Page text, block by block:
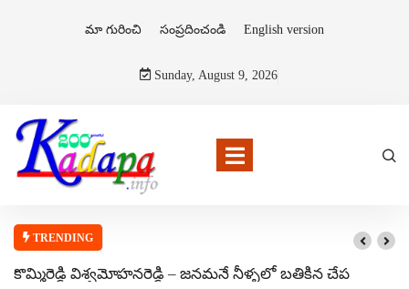
మా గురించి సంప్రదించండి English version
Sunday, August 9, 2026
TRENDING
కొమ్మిరెడ్డి విశ్వమోహనరెడ్డి – జనమనే నీళ్ళలో బతికిన చేప